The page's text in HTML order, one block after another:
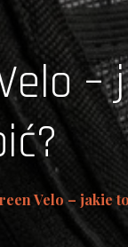
Velo – jakie